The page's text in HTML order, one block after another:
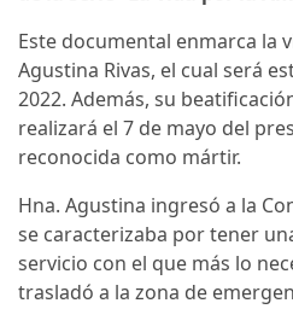
Este documental enmarca la
Agustina Rivas, el cual será
2022. Además, su
realizará el 7 de mayo del
reconocida como mártir.
Hna. Agustina ingresó a la
se caracterizaba por tener
servicio con el que más lo
trasladó a la zona de